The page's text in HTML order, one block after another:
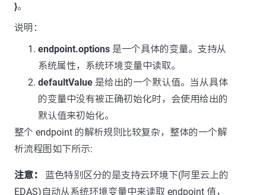
}。
说明：
endpoint.options 是一个具体的变量。支持从
系统属性，系统环境变量中读取。
defaultValue 是给出的一个默认值。当从具体
的变量中没有被正确初始化时，会使用给出的
默认值来初始化。
整个 endpoint 的解析规则比较复杂，整体的一个解
析流程图如下所示:
注意：
蓝色特别区分的是支持云环境下(阿里云上的
EDAS)自动从系统环境变量中来读取 endpoint 值，